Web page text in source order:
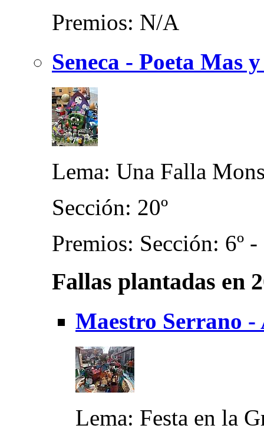
Premios: N/A
Seneca - Poeta Mas
Lema: Una Falla
Sección: 20º
Premios: Sección: 6º
Fallas plantadas en
Maestro Serrano
Lema: Festa en la